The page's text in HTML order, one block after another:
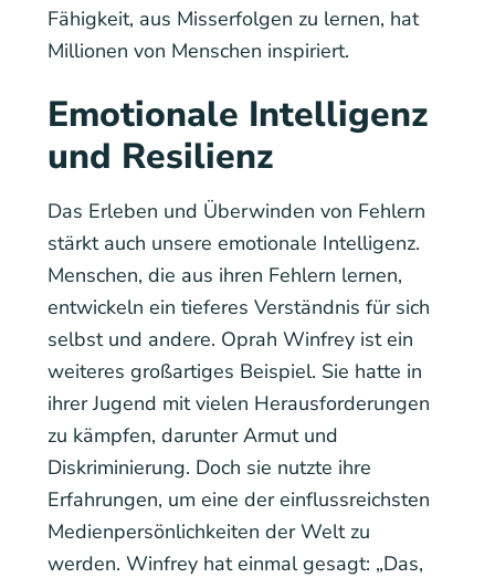
Fähigkeit, aus Misserfolgen zu lernen, hat
Millionen von Menschen inspiriert.
Emotionale Intelligenz
und Resilienz
Das Erleben und Überwinden von Fehlern
stärkt auch unsere emotionale Intelligenz.
Menschen, die aus ihren Fehlern lernen,
entwickeln ein tieferes Verständnis für sich
selbst und andere. Oprah Winfrey ist ein
weiteres großartiges Beispiel. Sie hatte in
ihrer Jugend mit vielen Herausforderungen
zu kämpfen, darunter Armut und
Diskriminierung. Doch sie nutzte ihre
Erfahrungen, um eine der einflussreichsten
Medienpersönlichkeiten der Welt zu
werden. Winfrey hat einmal gesagt: „Das,